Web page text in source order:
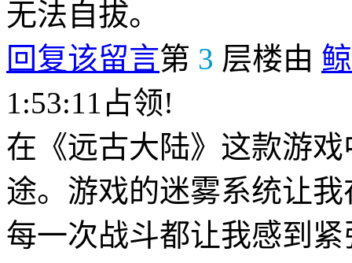
无法自拔。
回复该留言第 3 层楼由
1:53:11占领!
在《远古大陆》这款游
途。游戏的迷雾系统让
每一次战斗都让我感到